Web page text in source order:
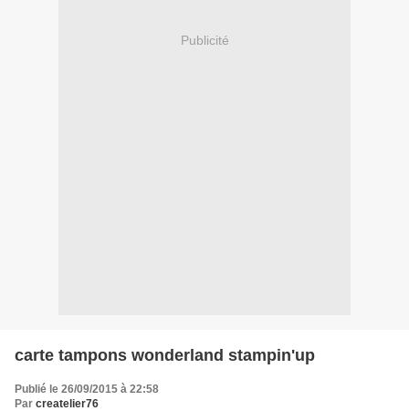
Publicité
carte tampons wonderland stampin'up
Publié le 26/09/2015 à 22:58
Par createlier76